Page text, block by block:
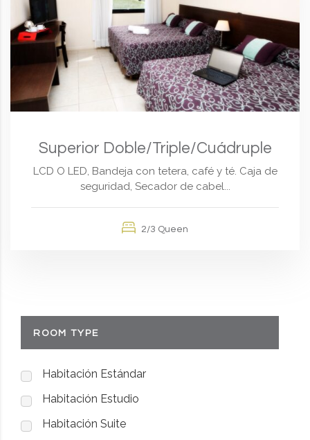
Superior Doble/Triple/Cuádruple
LCD O LED, Bandeja con tetera, café y té. Caja de
seguridad, Secador de cabel...
2/3 Queen
ROOM TYPE
Habitación Estándar
Habitación Estudio
Habitación Suite